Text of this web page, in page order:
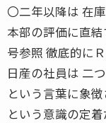
〇二年以降は 在
本部の評価に直
号参照 徹底的に
日産の社員は 二
という言葉に象
という意識の定